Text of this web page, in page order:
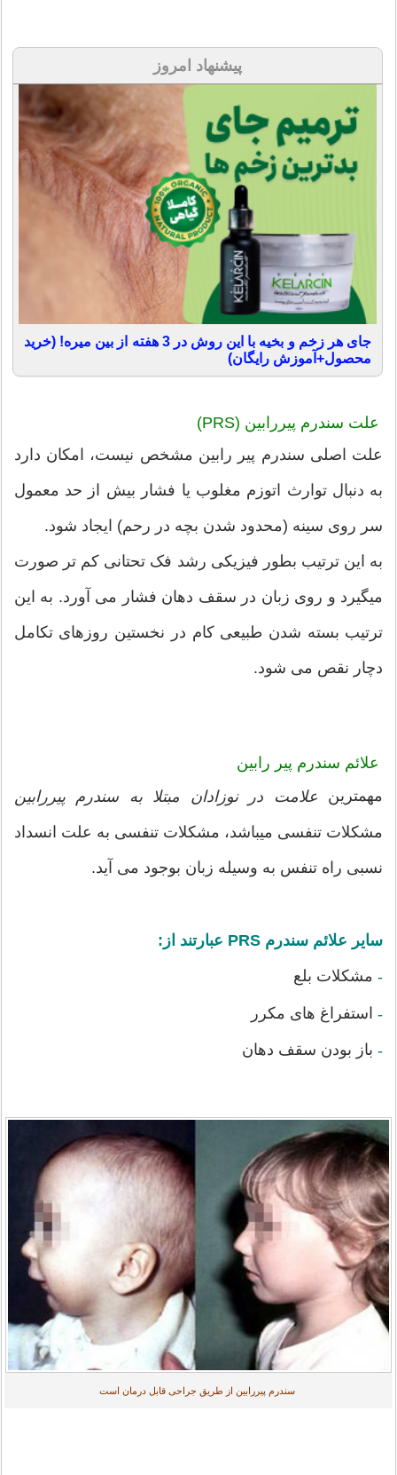
پیشنهاد امروز
جای هر زخم و بخیه با این روش در 3 هفته از بین میره! (خرید
محصول+آموزش رایگان)
علت سندرم پیررابین (PRS)
علت اصلی سندرم پیر رابین مشخص نیست، امکان دارد
به دنبال توارث اتوزم مغلوب یا فشار بیش از حد معمول
سر روی سینه (محدود شدن بچه در رحم) ایجاد شود.
به این ترتیب بطور فیزیکی رشد فک تحتانی کم تر صورت
ميگیرد و روی زبان در سقف دهان فشار می آورد. به این
ترتیب بسته شدن طبیعی کام در نخستین روزهای تکامل
دچار نقص می شود.
علائم سندرم پیر رابین
مهمترین علامت در نوزادان مبتلا به سندرم پیررابین
مشکلات تنفسی میباشد، مشکلات تنفسی به علت انسداد
نسبی راه تنفس به وسیله زبان بوجود می آید.
سایر علائم سندرم PRS عبارتند از:
-مشکلات بلع
-استفراغ های مکرر
-باز بودن سقف دهان
سندرم پیررابین از طریق جراحی قابل درمان است